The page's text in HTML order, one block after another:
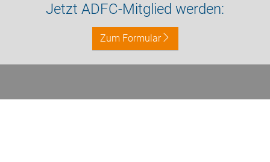
Jetzt ADFC-Mitglied werden:
Zum Formular